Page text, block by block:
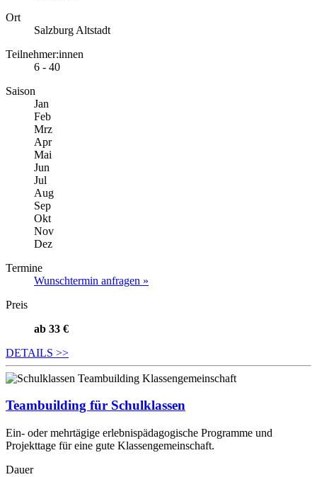
Ort
Salzburg Altstadt
Teilnehmer:innen
6 - 40
Saison
Jan
Feb
Mrz
Apr
Mai
Jun
Jul
Aug
Sep
Okt
Nov
Dez
Termine
Wunschtermin anfragen »
Preis
ab 33 €
DETAILS >>
Teambuilding für Schulklassen
Ein- oder mehrtägige erlebnispädagogische Programme und
Projekttage für eine gute Klassengemeinschaft.
Dauer